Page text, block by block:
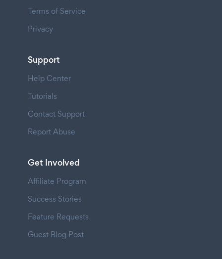
Terms of Service
Privacy
Support
Help Center
Tutorials
Contact Support
Report Abuse
Get Involved
Affiliate Program
Success Stories
Feature Requests
Guest Blog Post